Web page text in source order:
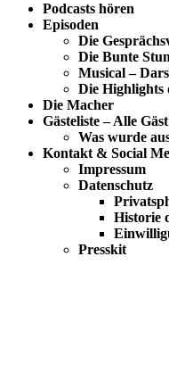
Podcasts hören
Episoden
Die
Die Bunte
Musical –
Die Highlights
Die Macher
Gästeliste – Alle
Was wurde
Kontakt & Social
Impressum
Datenschutz
Historie
Presskit